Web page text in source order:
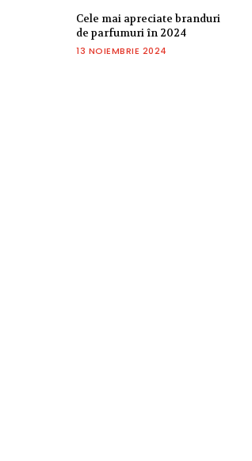
Cele mai apreciate branduri
de parfumuri în 2024
13 NOIEMBRIE 2024